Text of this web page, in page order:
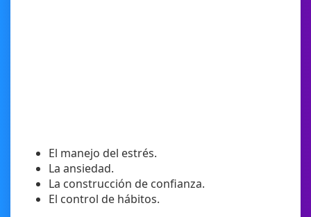
El manejo del estrés.
La ansiedad.
La construcción de confianza.
El control de hábitos.